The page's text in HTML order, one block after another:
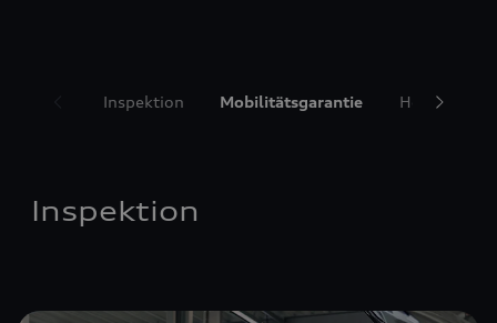
Inspektion Mobilitätsgarantie Hol- und
Inspektion